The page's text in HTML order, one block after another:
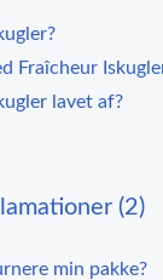
Fraîcheur
lavet af?
(2)
min pakke?